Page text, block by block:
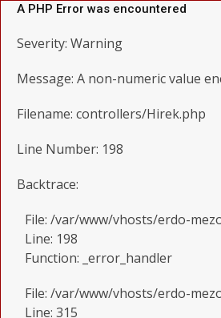
A PHP Error was encountered
Severity: Warning
Message: A non-numeric value
Filename: controllers/Hirek.php
Line Number: 198
Backtrace:
File: /var/www/vhosts/erdo-
Line: 198
Function: _error_handler
File: /var/www/vhosts/erdo-
Line: 315